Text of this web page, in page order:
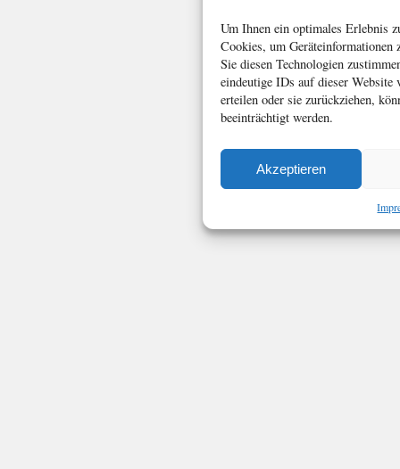
Um Ihnen ein optimales Erlebnis
Cookies, um Geräteinformationen
Sie diesen Technologien
eindeutige IDs auf dieser
erteilen oder sie zurückziehen,
beeinträchtigt werden.
Akzeptieren